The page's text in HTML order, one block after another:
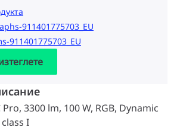
911401775703_EU
911401775703_EU
3300 lm, 100 W, RGB, Dynamic
I